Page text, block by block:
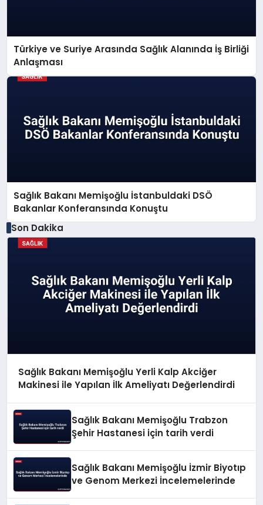
Türkiye ve Suriye Arasında Sağlık Alanında İş Birliği
Anlaşması
Sağlık Bakanı Memişoğlu İstanbuldaki DSÖ
Bakanlar Konferansında Konuştu
Son Dakika
Sağlık Bakanı Memişoğlu Yerli Kalp Akciğer
Makinesi ile Yapılan İlk Ameliyatı Değerlendirdi
Sağlık Bakanı Memişoğlu Trabzon
Şehir Hastanesi için tarih verdi
Sağlık Bakanı Memişoğlu İzmir Biyotıp
ve Genom Merkezi İncelemelerinde